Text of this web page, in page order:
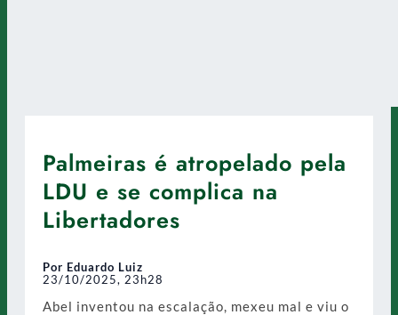
Palmeiras é atropelado pela
LDU e se complica na
Libertadores
Por Eduardo Luiz
23/10/2025, 23h28
Abel inventou na escalação, mexeu mal e viu o